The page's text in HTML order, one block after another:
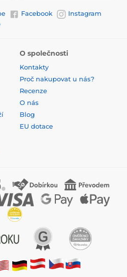
Facebook
Instagram
O společnosti
Kontakty
Proč nakupovat u nás?
Recenze
O nás
Blog
EU dotace